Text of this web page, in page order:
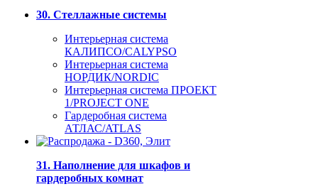
30. Стеллажные системы
Интерьерная система
КАЛИПСО/CALYPSO
Интерьерная система
НОРДИК/NORDIC
Интерьерная система ПРОЕКТ
1/PROJECT ONE
Гардеробная система
АТЛАС/ATLAS
31. Наполнение для шкафов и
гардеробных комнат